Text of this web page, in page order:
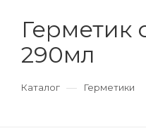
290мл
Каталог — Герметики